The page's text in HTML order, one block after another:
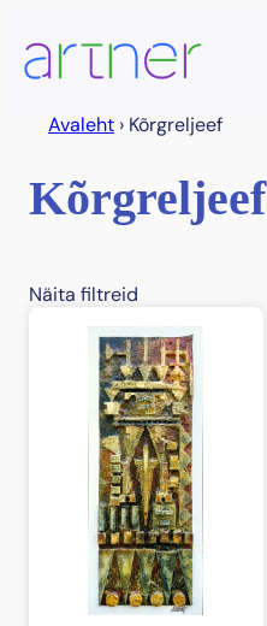
sisu
juurde
Avaleht › Kõrgreljeef
Kõrgreljeef
Näita filtreid